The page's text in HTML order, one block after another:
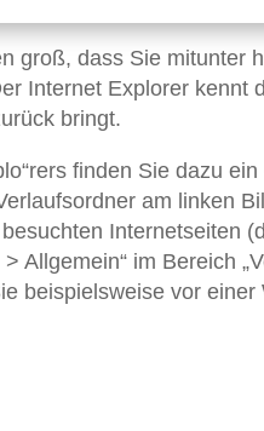
groß, dass Sie mitunter
Internet Explorer kennt
bringt.
finden Sie dazu
am linken
Internetseiten
Allgemein“ im Bereich
beispielsweise vor